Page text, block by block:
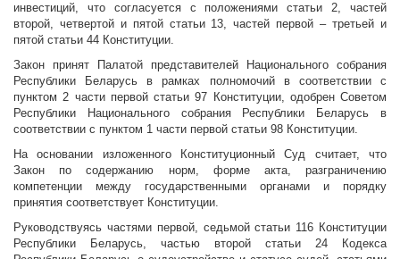
инвестиций, что согласуется с положениями статьи 2, частей
второй, четвертой и пятой статьи 13, частей первой – третьей и
пятой статьи 44 Конституции.
Закон принят Палатой представителей Национального собрания
Республики Беларусь в рамках полномочий в соответствии с
пунктом 2 части первой статьи 97 Конституции, одобрен Советом
Республики Национального собрания Республики Беларусь в
соответствии с пунктом 1 части первой статьи 98 Конституции.
На основании изложенного Конституционный Суд считает, что
Закон по содержанию норм, форме акта, разграничению
компетенции между государственными органами и порядку
принятия соответствует Конституции.
Руководствуясь частями первой, седьмой статьи 116 Конституции
Республики Беларусь, частью второй статьи 24 Кодекса